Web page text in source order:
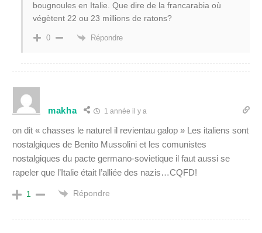
bougnoules en Italie. Que dire de la francarabia où
végètent 22 ou 23 millions de ratons?
0 Répondre
makha 1 année il y a
on dit « chasses le naturel il revientau galop » Les italiens sont
nostalgiques de Benito Mussolini et les comunistes
nostalgiques du pacte germano-sovietique il faut aussi se
rapeler que l’Italie était l’alliée des nazis…CQFD!
1 Répondre